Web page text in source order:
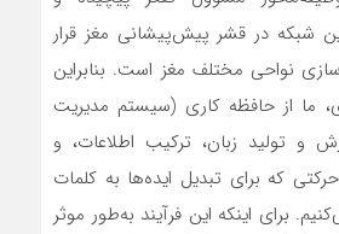
شبکه در قشر پیش‌پیشانی مغز قرار
نواحی مختلف مغز است. بنابراین
ما از حافظه کاری (سیستم مدیریت
و تولید زبان، ترکیب اطلاعات، و
که برای تبدیل ایده‌ها به کلمات
برای اینکه این فرآیند به‌طور موثر